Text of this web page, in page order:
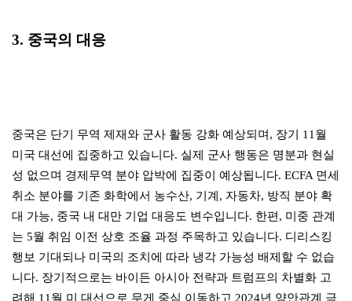
3. 중국의 대응
중국은 단기 무역 제재와 군사 활동 강화 예상되며, 장기 11월
미국 대선에 집중하고 있습니다. 실제 군사 행동은 명분과 현실
성 없으며 경제무역 분야 압박에 집중이 예상됩니다. ECFA 면세
취소 분야를 기존 화학에서 농수산, 기계, 자동차, 방직 분야 확
대 가능, 중국 내 대만 기업 대응도 변수입니다. 한편, 미중 관계
는 5월 취임 이전 상호 조율 과정 주목하고 있습니다. 디리스킹
행보 기대되나 미국의 조치에 따라 냉각 가능성 배제할 수 없습
니다. 장기적으로는 바이든 아시아 전략과 트럼프의 차별화 고
려해 11월 미 대선으로 무게 중심 이동하고 2024년 양안관계 극